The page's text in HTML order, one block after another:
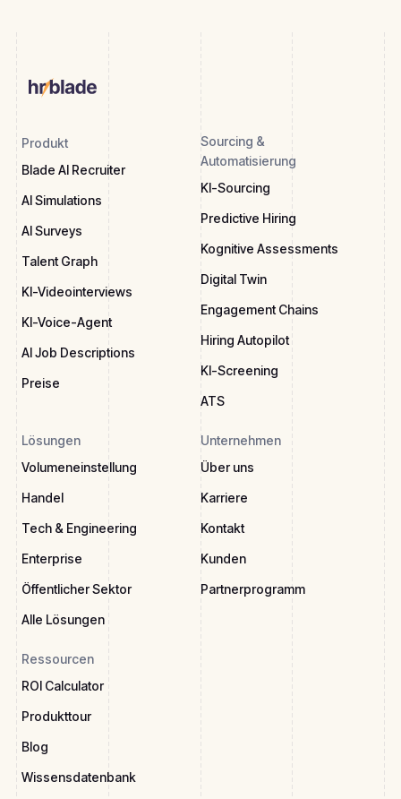
Produkt
Blade AI Recruiter
AI Simulations
AI Surveys
Talent Graph
KI-Videointerviews
KI-Voice-Agent
AI Job Descriptions
Preise
Sourcing &
Automatisierung
KI-Sourcing
Predictive Hiring
Kognitive Assessments
Digital Twin
Engagement Chains
Hiring Autopilot
KI-Screening
ATS
Lösungen
Volumeneinstellung
Handel
Tech & Engineering
Enterprise
Öffentlicher Sektor
Alle Lösungen
Unternehmen
Über uns
Karriere
Kontakt
Kunden
Partnerprogramm
Ressourcen
ROI Calculator
Produkttour
Blog
Wissensdatenbank